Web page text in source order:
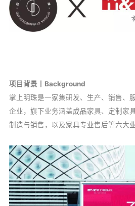
项目背景丨Background
掌上明珠是一家集研发、生产、销售、
企业，旗下业务涵盖成品家具、定制家
制造与销售，以及家具专业售后等六大业